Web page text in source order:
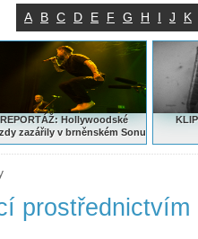
A B C D E F G H I J K
REPORTÁŽ: Hollywoodské
zazářily v brněnském Sonu
prostřednictvím